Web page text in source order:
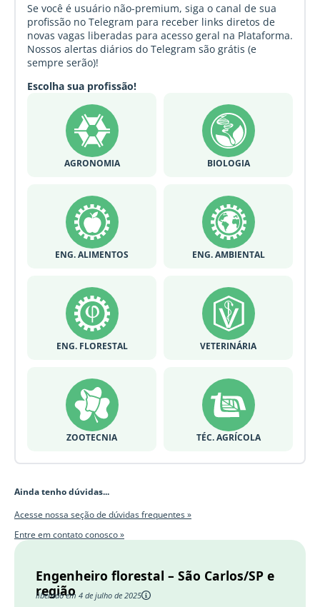
Se você é usuário não-premium, siga o canal de sua
profissão no Telegram para receber links diretos de
novas vagas liberadas para acesso geral na Plataforma.
Nossos alertas diários do Telegram são grátis (e
sempre serão)!
Escolha sua profissão!
AGRONOMIA BIOLOGIA
ENG. ALIMENTOS ENG. AMBIENTAL
ENG. FLORESTAL VETERINÁRIA
ZOOTECNIA TÉC. AGRÍCOLA
Ainda tenho dúvidas...
Acesse nossa seção de dúvidas frequentes »
Entre em contato conosco »
Engenheiro florestal – São Carlos/SP e
região
liberado em 4 de julho de 2025